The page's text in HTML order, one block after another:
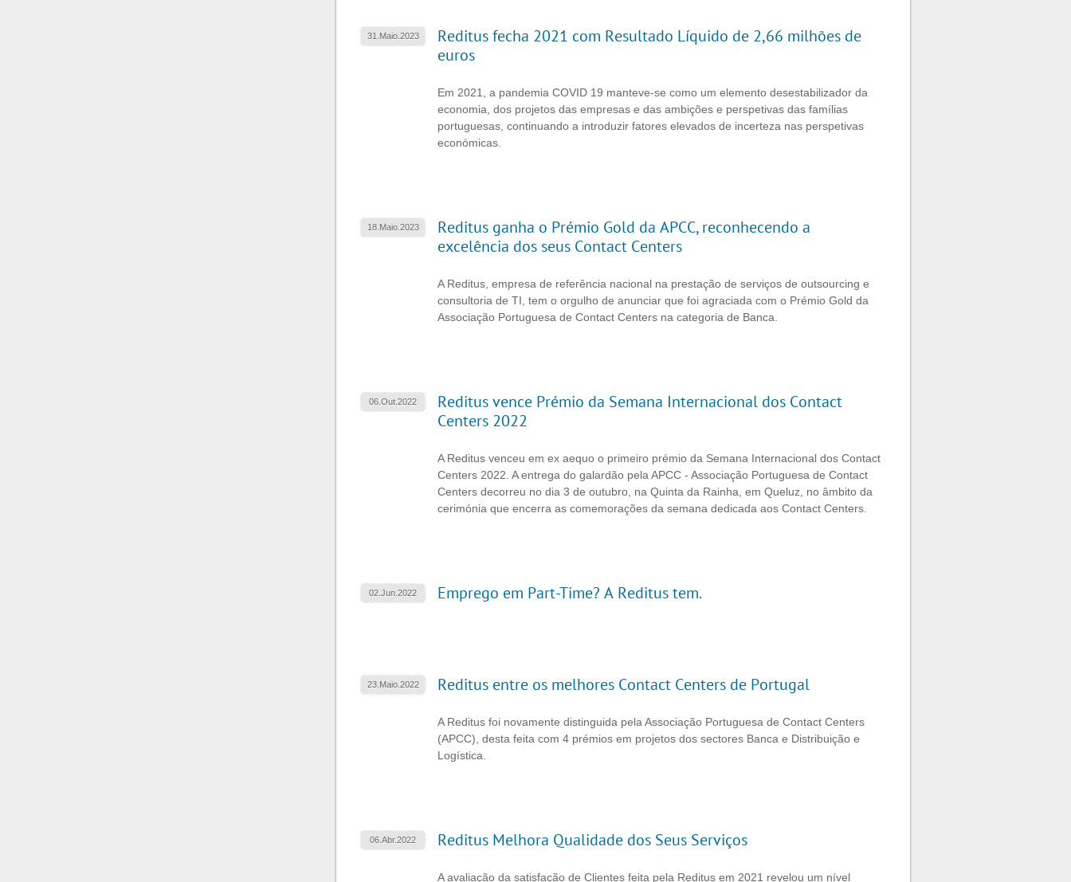
31.Maio.2023
Reditus fecha 2021 com Resultado Líquido de 2,66 milhões de
euros
Em 2021, a pandemia COVID 19 manteve-se como um elemento desestabilizador da
economia, dos projetos das empresas e das ambições e perspetivas das famílias
portuguesas, continuando a introduzir fatores elevados de incerteza nas perspetivas
económicas.
18.Maio.2023
Reditus ganha o Prémio Gold da APCC, reconhecendo a
excelência dos seus Contact Centers
A Reditus, empresa de referência nacional na prestação de serviços de outsourcing e
consultoria de TI, tem o orgulho de anunciar que foi agraciada com o Prémio Gold da
Associação Portuguesa de Contact Centers na categoria de Banca.
06.Out.2022
Reditus vence Prémio da Semana Internacional dos Contact
Centers 2022
A Reditus venceu em ex aequo o primeiro prémio da Semana Internacional dos Contact
Centers 2022. A entrega do galardão pela APCC - Associação Portuguesa de Contact
Centers decorreu no dia 3 de outubro, na Quinta da Rainha, em Queluz, no âmbito da
cerimónia que encerra as comemorações da semana dedicada aos Contact Centers.
02.Jun.2022 Emprego em Part-Time? A Reditus tem.
23.Maio.2022 Reditus entre os melhores Contact Centers de Portugal
A Reditus foi novamente distinguida pela Associação Portuguesa de Contact Centers
(APCC), desta feita com 4 prémios em projetos dos sectores Banca e Distribuição e
Logística.
06.Abr.2022 Reditus Melhora Qualidade dos Seus Serviços
A avaliação da satisfação de Clientes feita pela Reditus em 2021 revelou um nível